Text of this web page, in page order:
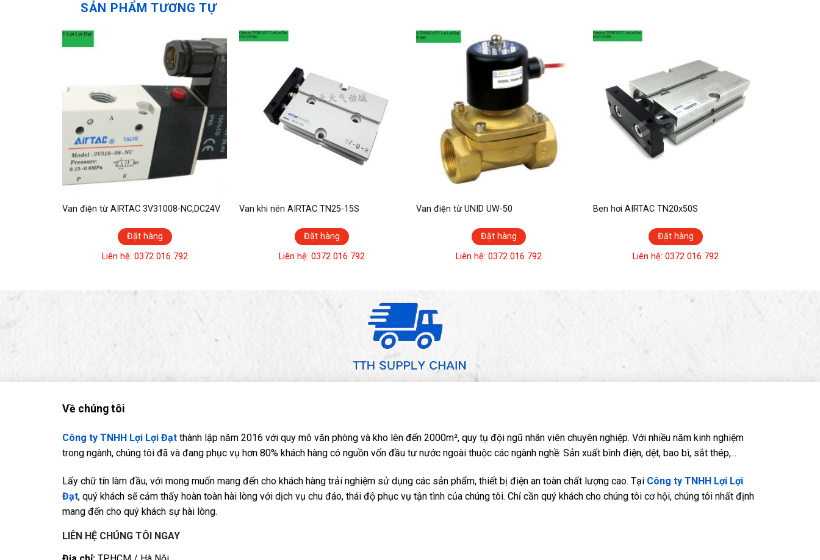
SẢN PHẨM TƯƠNG TỰ
Van điện từ AIRTAC 3V31008-NC,DC24V
Đặt hàng
Liên hệ: 0372 016 792
Van khi nén AIRTAC TN25-15S
Đặt hàng
Liên hệ: 0372 016 792
Van điện từ UNID UW-50
Đặt hàng
Liên hệ: 0372 016 792
Ben hơi AIRTAC TN20x50S
Đặt hàng
Liên hệ: 0372 016 792
Về chúng tôi
Công ty TNHH Lợi Lợi Đạt thành lập năm 2016 với quy mô văn phòng và kho lên đến 2000m², quy tụ đội ngũ nhân viên chuyên nghiệp. Với nhiều năm kinh nghiệm
trong ngành, chúng tôi đã và đang phục vụ hơn 80% khách hàng có nguồn vốn đầu tư nước ngoài thuộc các ngành nghề: Sản xuất bình điện, dệt, bao bì, sắt thép,...
Lấy chữ tín làm đầu, với mong muốn mang đến cho khách hàng trải nghiệm sử dụng các sản phẩm, thiết bị điện an toàn chất lượng cao. Tại Công ty TNHH Lợi Lợi
Đạt, quý khách sẽ cảm thấy hoàn toàn hài lòng với dịch vụ chu đáo, thái độ phục vụ tận tình của chúng tôi. Chỉ cần quý khách cho chúng tôi cơ hội, chúng tôi nhất định
mang đến cho quý khách sự hài lòng.
LIÊN HỆ CHÚNG TÔI NGAY